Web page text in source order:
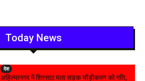
Today News
देश
अहिल्यानगर में शिरसाठ मला सड़क चौड़ीकरण को गति,